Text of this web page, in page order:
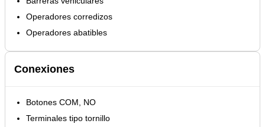
Operadores corredizos
Operadores abatibles
Conexiones
Botones COM, NO
Terminales tipo tornillo